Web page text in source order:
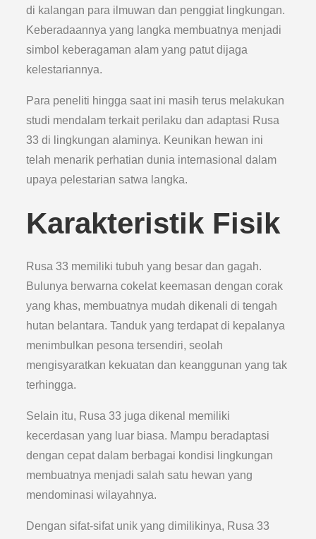
di kalangan para ilmuwan dan penggiat lingkungan.
Keberadaannya yang langka membuatnya menjadi
simbol keberagaman alam yang patut dijaga
kelestariannya.
Para peneliti hingga saat ini masih terus melakukan
studi mendalam terkait perilaku dan adaptasi Rusa
33 di lingkungan alaminya. Keunikan hewan ini
telah menarik perhatian dunia internasional dalam
upaya pelestarian satwa langka.
Karakteristik Fisik
Rusa 33 memiliki tubuh yang besar dan gagah.
Bulunya berwarna cokelat keemasan dengan corak
yang khas, membuatnya mudah dikenali di tengah
hutan belantara. Tanduk yang terdapat di kepalanya
menimbulkan pesona tersendiri, seolah
mengisyaratkan kekuatan dan keanggunan yang tak
terhingga.
Selain itu, Rusa 33 juga dikenal memiliki
kecerdasan yang luar biasa. Mampu beradaptasi
dengan cepat dalam berbagai kondisi lingkungan
membuatnya menjadi salah satu hewan yang
mendominasi wilayahnya.
Dengan sifat-sifat unik yang dimilikinya, Rusa 33